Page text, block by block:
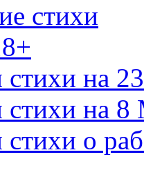
стихи
на
на 8
о